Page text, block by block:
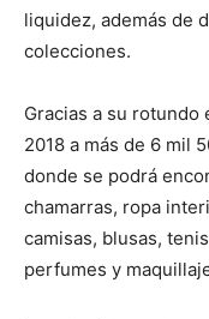
liquidez, además de
colecciones.
Gracias a su rotundo
2018 a más de 6 mil
donde se podrá
chamarras, ropa
camisas, blusas,
perfumes y